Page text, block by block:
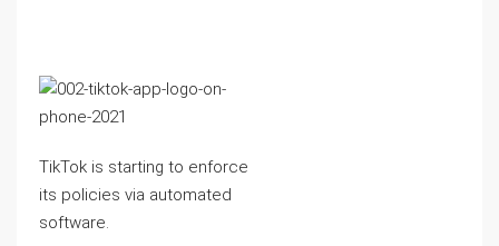
TikTok is starting to enforce
its policies via automated
software.